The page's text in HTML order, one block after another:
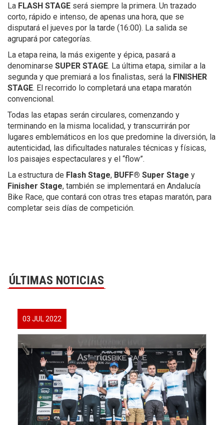
La FLASH STAGE será siempre la primera. Un trazado
corto, rápido e intenso, de apenas una hora, que se
disputará el jueves por la tarde (16:00). La salida se
agrupará por categorías.
La etapa reina, la más exigente y épica, pasará a
denominarse SUPER STAGE. La última etapa, similar a la
segunda y que premiará a los finalistas, será la FINISHER
STAGE. El recorrido lo completará una etapa maratón
convencional.
Todas las etapas serán circulares, comenzando y
terminando en la misma localidad, y transcurrirán por
lugares emblemáticos en los que predomine la diversión, la
autenticidad, las dificultades naturales técnicas y físicas,
los paisajes espectaculares y el “flow”.
La estructura de Flash Stage, BUFF® Super Stage y
Finisher Stage, también se implementará en Andalucía
Bike Race, que contará con otras tres etapas maratón, para
completar seis días de competición.
ÚLTIMAS NOTICIAS
03 JUL 2022